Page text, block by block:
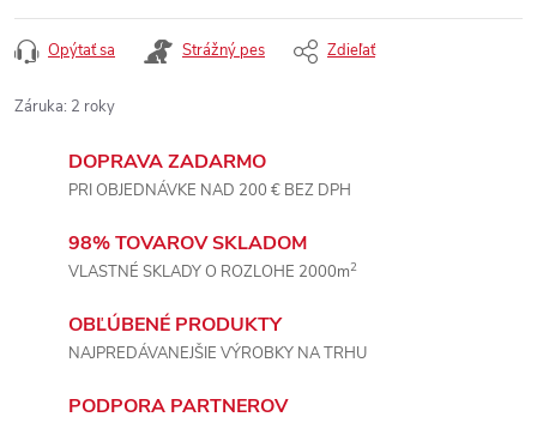
Opýtať sa Strážný pes Zdieľať
Záruka: 2 roky
DOPRAVA ZADARMO
PRI OBJEDNÁVKE NAD 200 € BEZ DPH
98% TOVAROV SKLADOM
VLASTNÉ SKLADY O ROZLOHE 2000m2
OBĽÚBENÉ PRODUKTY
NAJPREDÁVANEJŠIE VÝROBKY NA TRHU
PODPORA PARTNEROV